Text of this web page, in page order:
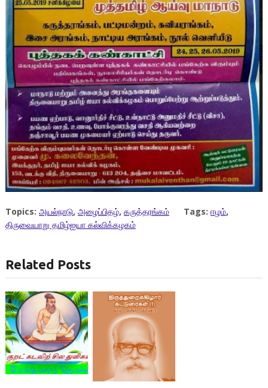
Topics: அயல்நாடு, அழைப்பிதழ், கருத்தரங்கம் Tags: ஈழம்,
திருவையாறு தமிழ்ஐயா கல்விக்கழகம்
Related Posts